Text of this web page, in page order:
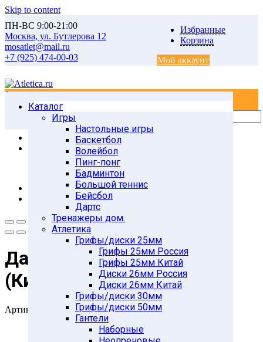
Skip to content
ПН-ВС 9:00-21:00
Москва, ул. Бутлерова 12
mosatlet@mail.ru
+7 (925) 474-00-03
Избранные
Корзина
Мой аккаунт
0
Каталог
Игры
Настольные игры
Баскетбол
Волейбол
Пинг-понг
Бадминтон
Большой теннис
Бейсбол
Дартс
Тренажеры дом.
Атлетика
Грифы/диски 25мм
Грифы 25мм Россия
Грифы 25мм Китай
Диски 26мм Россия
Диски 26мм Китай
Грифы/диски 30мм
Грифы/диски 50мм
Гантели
Наборные
Главная
Товары
СПОРТИВНЫЕ ИГРЫ
Дартс DART-15B 38 см (Китай)
Дартс DART-15B 38 см
(Китай)
Артикул: 28255694